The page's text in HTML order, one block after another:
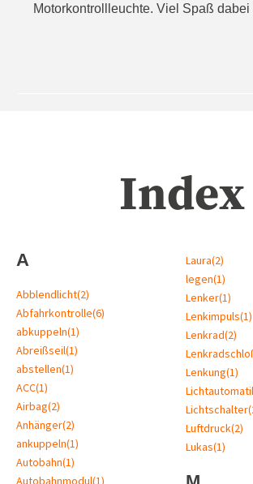
Motorkontrollleuchte. Viel Spaß dabei
Index
A
Abblendlicht(2)
Abfahrkontrolle(6)
abkuppeln(1)
Abreißseil(1)
abstellen(1)
ACC(1)
Airbag(2)
Anhänger(2)
ankuppeln(1)
Autobahn(1)
Autobahnmodul(1)
Laura(2)
legen(1)
Lenker(1)
Lenkimpuls(1)
Lenkrad(2)
Lenkung(1)
Lichtschalter
Luftdruck(2)
Lukas(1)